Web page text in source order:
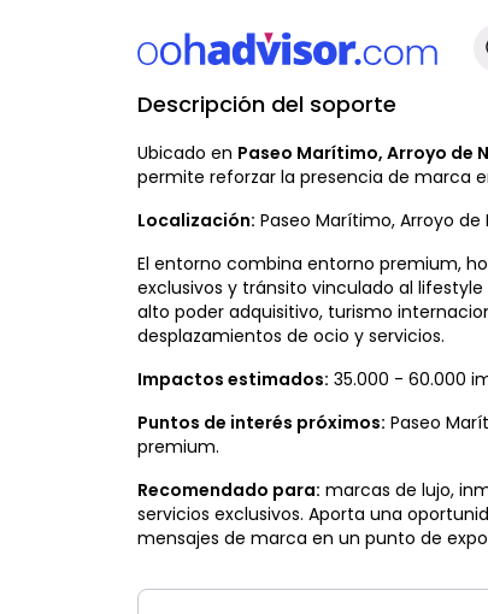
No Disponible
Descripción del soporte
Ubicado en Paseo Marítimo, Arroyo de
permite reforzar la presencia de marca
Localización: Paseo Marítimo, Arroyo
El entorno combina entorno premium,
exclusivos y tránsito vinculado al
alto poder adquisitivo, turismo
desplazamientos de ocio y servicios.
Impactos estimados: 35.000 - 60.000
Puntos de interés próximos: Paseo
premium.
Recomendado para: marcas de lujo,
servicios exclusivos. Aporta una
mensajes de marca en un punto de